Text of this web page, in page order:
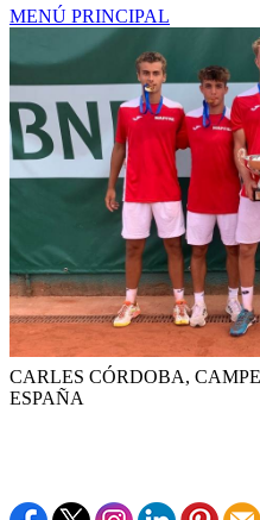
MENÚ PRINCIPAL
CARLES CÓRDOBA,
ESPAÑA